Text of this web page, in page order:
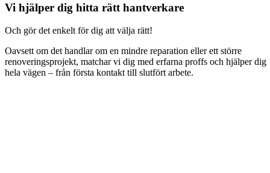
Vi hjälper dig hitta rätt hantverkare
Och gör det enkelt för dig att välja rätt!
Oavsett om det handlar om en mindre reparation eller ett större
renoveringsprojekt, matchar vi dig med erfarna proffs och hjälper dig
hela vägen – från första kontakt till slutfört arbete.